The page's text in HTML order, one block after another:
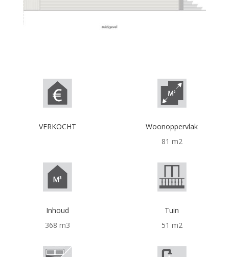
VERKOCHT
Woonoppervlak
81 m2
Inhoud
368 m3
Tuin
51 m2